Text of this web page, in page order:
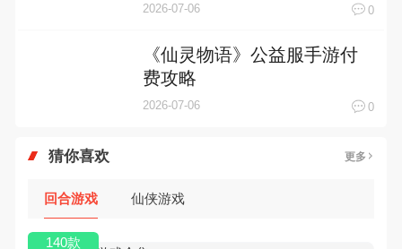
2026-07-06 0
《仙灵物语》公益服手游付
费攻略
2026-07-06 0
猜你喜欢 更多
回合游戏 仙侠游戏
140款